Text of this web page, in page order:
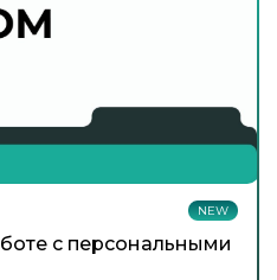
NEW
с персональными